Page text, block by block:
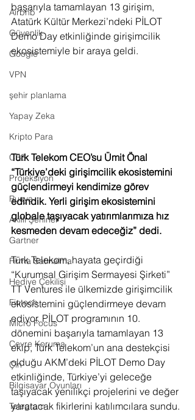
Airbnb
Güvenlik
Google
VPN
şehir planlama
Yapay Zeka
Kripto Para
CBS
Projeksiyon
Rusya
Akıllı Şehirler
Gartner
Firma Satınalma
Hediye Çekilişi
Fintech
Micro Focus
Çevre Koruma
Çin
Bilgisayar Oyunları
Telegram
başarıyla tamamlayan 13 girişim,
Atatürk Kültür Merkezi’ndeki PİLOT
Demo Day etkinliğinde girişimcilik
ekosistemiyle bir araya geldi.
Türk Telekom CEO’su Ümit Önal
“Türkiye’deki girişimcilik ekosistemini
güçlendirmeyi kendimize görev
edindik. Yerli girişim ekosistemini
globale taşıyacak yatırımlarımıza hız
kesmeden devam edeceğiz” dedi.
Türk Telekom, hayata geçirdiği
“Kurumsal Girişim Sermayesi Şirketi”
TT Ventures ile ülkemizde girişimcilik
ekosistemini güçlendirmeye devam
ediyor. PİLOT programının 10.
dönemini başarıyla tamamlayan 13
ekip, Türk Telekom’un ana destekçisi
olduğu AKM’deki PİLOT Demo Day
etkinliğinde, Türkiye’yi geleceğe
taşıyacak yenilikçi projelerini ve değer
yaratacak fikirlerini katılımcılara sundu.